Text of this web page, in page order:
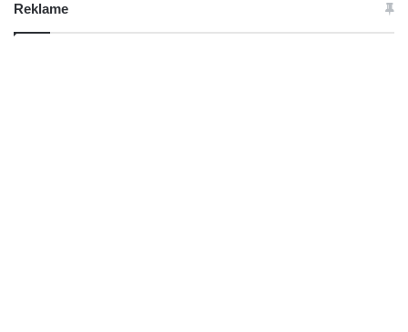
Reklame